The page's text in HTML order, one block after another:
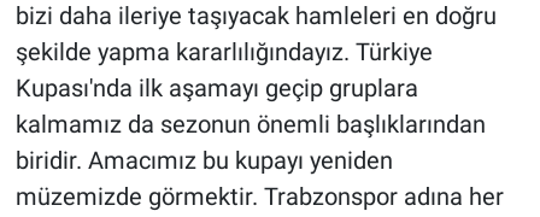
bizi daha ileriye taşıyacak hamleleri en doğru
şekilde yapma kararlılığındayız. Türkiye
Kupası'nda ilk aşamayı geçip gruplara
kalmamız da sezonun önemli başlıklarından
biridir. Amacımız bu kupayı yeniden
müzemizde görmektir. Trabzonspor adına her